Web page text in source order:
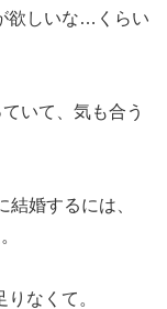
欲しいな…くらい
いて、気も合う
婚するには、
なくて。